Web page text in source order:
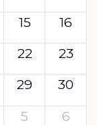
15
16
22
23
29
30
5 6